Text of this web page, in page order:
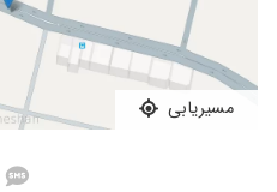
مسیریابی